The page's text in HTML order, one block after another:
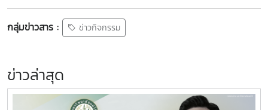
กลุ่มข่าวสาร : ข่าวกิจกรรม
ข่าวล่าสุด